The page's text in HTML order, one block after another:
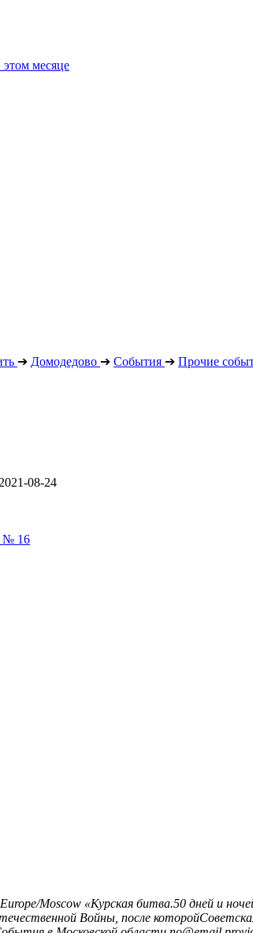
этом месяце
➔ Домодедово ➔ События ➔ Прочие
2021-08-24
№ 16
Europe/Moscow «Курская битва.50 дней и
Войны, после